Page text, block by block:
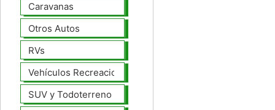
Caravanas
Otros Autos
RVs
Vehículos Recreacionales
SUV y Todoterreno